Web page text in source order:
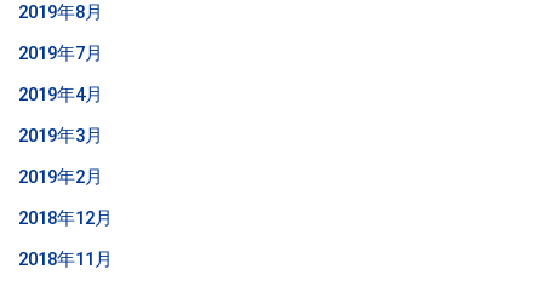
2019年8月
2019年7月
2019年4月
2019年3月
2019年2月
2018年12月
2018年11月